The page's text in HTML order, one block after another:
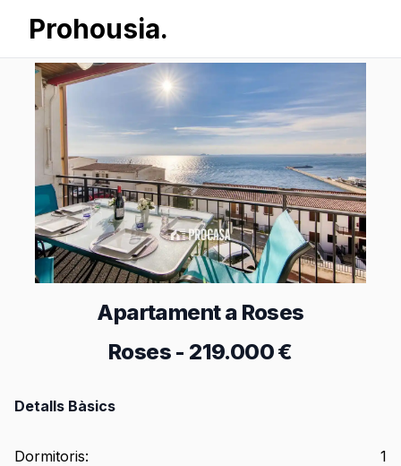
Prohousia.
Apartament a Roses
Roses - 219.000 €
Detalls Bàsics
Dormitoris:
1